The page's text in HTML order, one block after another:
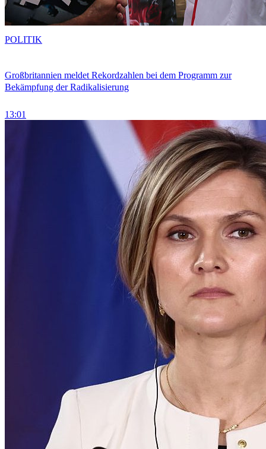
Großbritannien meldet Rekordzahlen bei dem Programm zur
Bekämpfung der Radikalisierung
13:01
POLITIK